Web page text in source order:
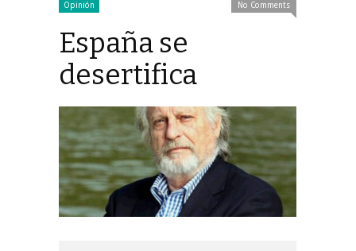
Opinión No Comments
España se
desertifica